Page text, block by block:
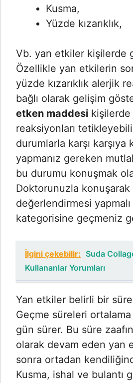
Kusma,
Yüzde kızarıklık,
Vb. yan etkiler kişilerde
Özellikle yan etkilerin
yüzde kızarıklık alerjik
bağlı olarak gelişim
etken maddesi
reaksiyonları
durumlarla karşı karşıya
yapmanız gereken
bu durumu konuşmak
Doktorunuzla konuşarak
değerlendirmesi
kategorisine geçmeniz
İlgini çekebilir: Suda
Kullananlar Yorumları
Yan etkiler belirli bir
Geçme süreleri
gün sürer. Bu süre
olarak devam eden yan
sonra ortadan
Kusma, ishal ve bulantı